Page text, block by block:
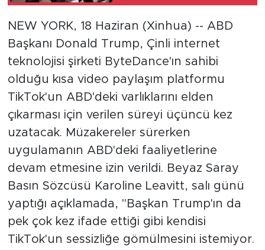
karşıyız
NEW YORK, 18 Haziran (Xinhua) -- ABD
Başkanı Donald Trump, Çinli internet
teknolojisi şirketi ByteDance'ın sahibi
olduğu kısa video paylaşım platformu
TikTok'un ABD'deki varlıklarını elden
çıkarması için verilen süreyi üçüncü kez
uzatacak. Müzakereler sürerken
uygulamanın ABD'deki faaliyetlerine
devam etmesine izin verildi. Beyaz Saray
Basın Sözcüsü Karoline Leavitt, salı günü
yaptığı açıklamada, "Başkan Trump'ın da
pek çok kez ifade ettiği gibi kendisi
TikTok'un sessizliğe gömülmesini istemiyor.
Seyahat